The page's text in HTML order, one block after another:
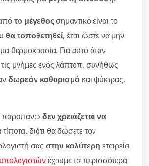
το μέγεθοςσημαντικό είναι το
θα τοποθετηθεί, έτσι ώστε να μην
θερμοκρασία. Για αυτό όταν
μνήμες ενός λάπτοπ, συνήθως
δωρεάν καθαρισμό και ψύκτρας.
παραπάνω δεν χρειάζεται να
τίποτα, διότι θα δώσετε τον
σας στην καλύτερη εταιρεία.
έχουμε τα περισσότερα